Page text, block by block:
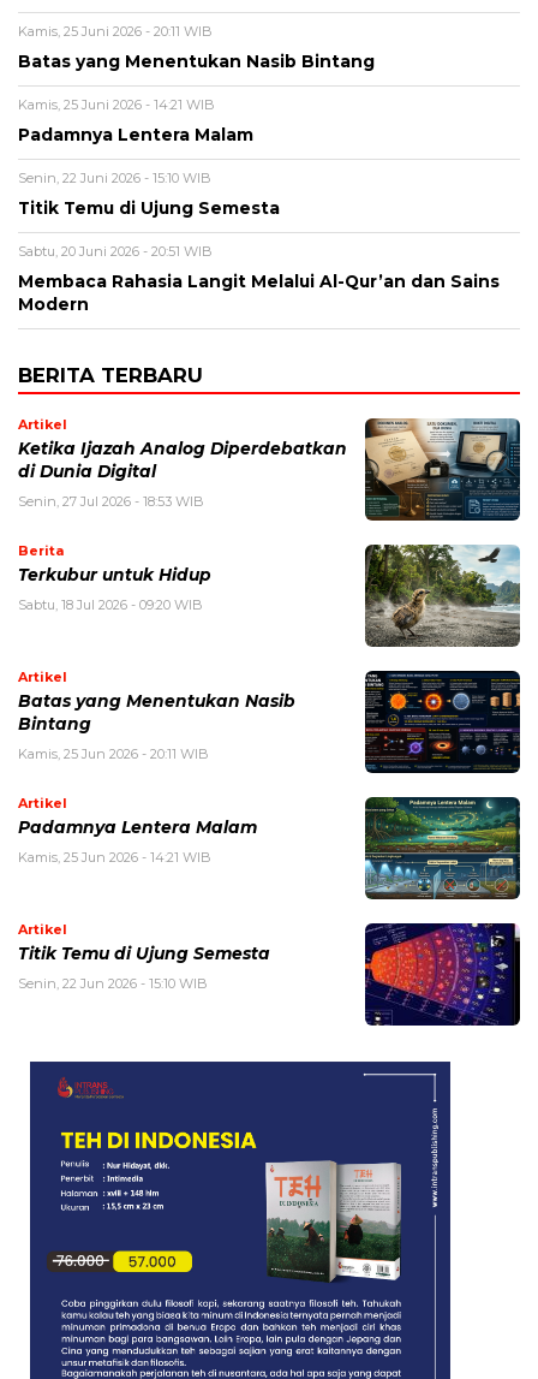
Kamis, 25 Juni 2026 - 20:11 WIB
Batas yang Menentukan Nasib Bintang
Kamis, 25 Juni 2026 - 14:21 WIB
Padamnya Lentera Malam
Senin, 22 Juni 2026 - 15:10 WIB
Titik Temu di Ujung Semesta
Sabtu, 20 Juni 2026 - 20:51 WIB
Membaca Rahasia Langit Melalui Al-Qur’an dan Sains
Modern
BERITA TERBARU
Artikel
Ketika Ijazah Analog Diperdebatkan
di Dunia Digital
Senin, 27 Jul 2026 - 18:53 WIB
Berita
Terkubur untuk Hidup
Sabtu, 18 Jul 2026 - 09:20 WIB
Artikel
Batas yang Menentukan Nasib
Bintang
Kamis, 25 Jun 2026 - 20:11 WIB
Artikel
Padamnya Lentera Malam
Kamis, 25 Jun 2026 - 14:21 WIB
Artikel
Titik Temu di Ujung Semesta
Senin, 22 Jun 2026 - 15:10 WIB